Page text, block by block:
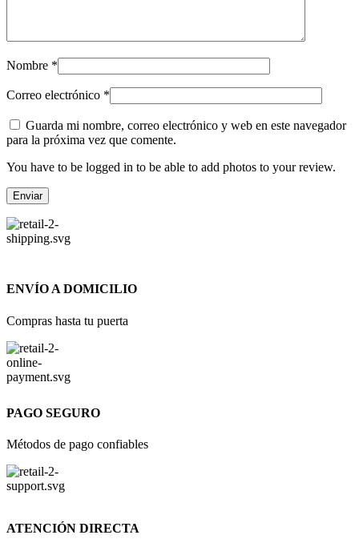
Nombre *
Correo electrónico *
Guarda mi nombre, correo electrónico y web en este navegador
para la próxima vez que comente.
You have to be logged in to be able to add photos to your review.
ENVÍO A DOMICILIO
Compras hasta tu puerta
PAGO SEGURO
Métodos de pago confiables
ATENCIÓN DIRECTA